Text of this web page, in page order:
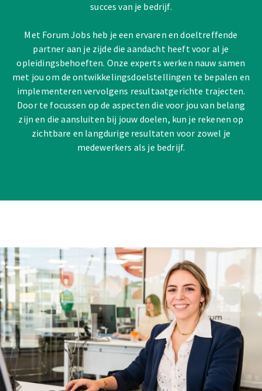
succes van je bedrijf.
Met Forum Jobs heb je een ervaren en doeltreffende
partner aan je zijde die aandacht heeft voor al je
opleidingsbehoeften. Onze experts werken nauw samen
met jou om de ontwikkelingsdoelstellingen te bepalen en
implementeren vervolgens resultaatgerichte trajecten.
Door te focussen op de aspecten die voor jou van belang
zijn en die aansluiten bij jouw doelen, kun je rekenen op
zichtbare en langdurige resultaten voor zowel je
medewerkers als je bedrijf.